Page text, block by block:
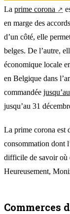
La prime corona
en marge des
d’un côté, elle
belges. De l’autre,
économique locale
en Belgique dans
commandée
jusqu’au 31
La prime corona est
consommation dont
difficile de savoir où
Heureusement,
Commerces